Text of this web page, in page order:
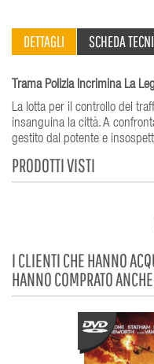
DETTAGLI SCHEDA
Trama Polizia Incrimina La
La lotta per il controllo del
insanguina la città. A
gestito dal potente e
PRODOTTI VISTI
I CLIENTI CHE HANNO
HANNO COMPRATO